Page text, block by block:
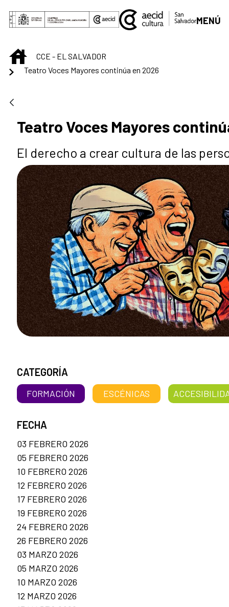
Saltar al contenido principal
MENÚ
INICIOCCE - EL SALVADOR
Teatro Voces Mayores continúa en 2026
Teatro Voces Mayores
El derecho a crear cultura de las
CATEGORÍA
FORMACIÓN ESCÉNICAS
FECHA
03 FEBRERO 2026
05 FEBRERO 2026
10 FEBRERO 2026
12 FEBRERO 2026
17 FEBRERO 2026
19 FEBRERO 2026
24 FEBRERO 2026
26 FEBRERO 2026
03 MARZO 2026
05 MARZO 2026
10 MARZO 2026
12 MARZO 2026